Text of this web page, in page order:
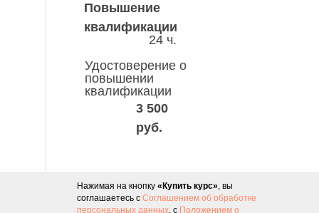
Повышение
квалификации
Удостоверение о
повышении
квалификации
24 ч.
3 500
руб.
Нажимая на кнопку «Купить курс», вы
соглашаетесь с Соглашением об обработке
персональных данных, с Положением о